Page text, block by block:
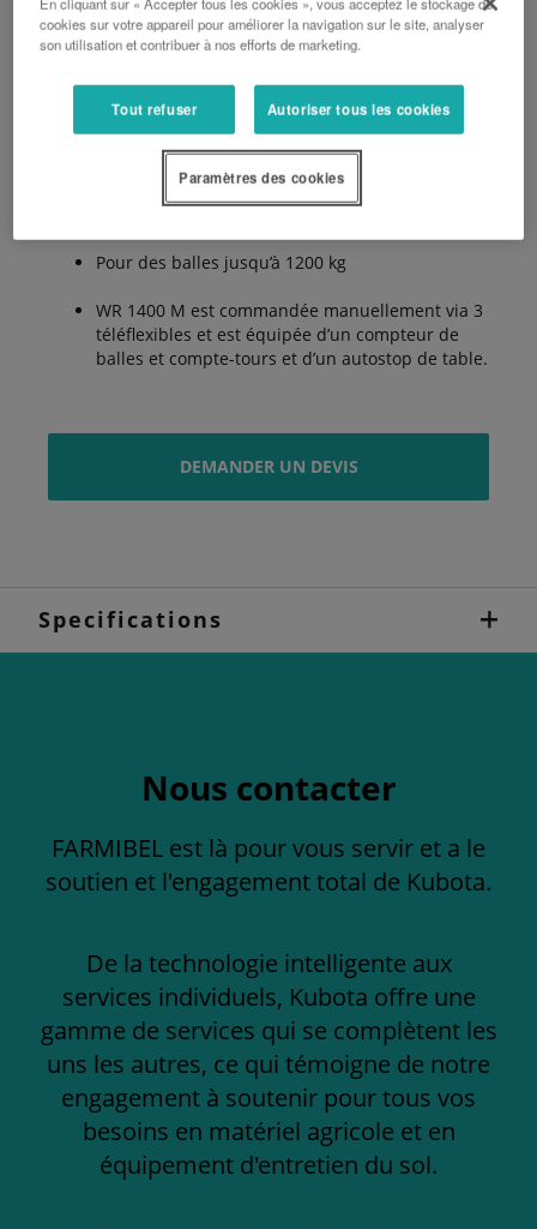
Bras de chargement latéral
Accrochage et coupe automatique du film
Pour des balles jusqu’à 1200 kg
WR 1400 M est commandée manuellement via 3
téléflexibles et est équipée d’un compteur de
balles et compte-tours et d’un autostop de table.
DEMANDER UN DEVIS
Specifications
Nous contacter
FARMIBEL est là pour vous servir et a le
soutien et l'engagement total de Kubota.
De la technologie intelligente aux
services individuels, Kubota offre une
gamme de services qui se complètent les
uns les autres, ce qui témoigne de notre
engagement à soutenir pour tous vos
besoins en matériel agricole et en
équipement d'entretien du sol.
cookies sur votre appareil pour améliorer la navigation sur le site, analyser
son utilisation et contribuer à nos efforts de marketing.
Tout refuser Autoriser tous les cookies
Paramètres des cookies